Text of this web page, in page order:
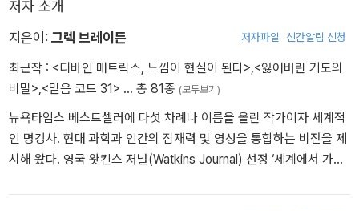
저자 소개
지은이: 그렉 브레이든 저자파일 신간알림 신청
최근작 : <디바인 매트릭스, 느낌이 현실이 된다>,<잃어버린 기도의
비밀>,<믿음 코드 31> … 총 81종 (모두보기)
뉴욕타임스 베스트셀러에 다섯 차례나 이름을 올린 작가이자 세계적
인 명강사. 현대 과학과 인간의 잠재력 및 영성을 통합하는 비전을 제
시해 왔다. 영국 왓킨스 저널(Watkins Journal) 선정 ‘세계에서 가장